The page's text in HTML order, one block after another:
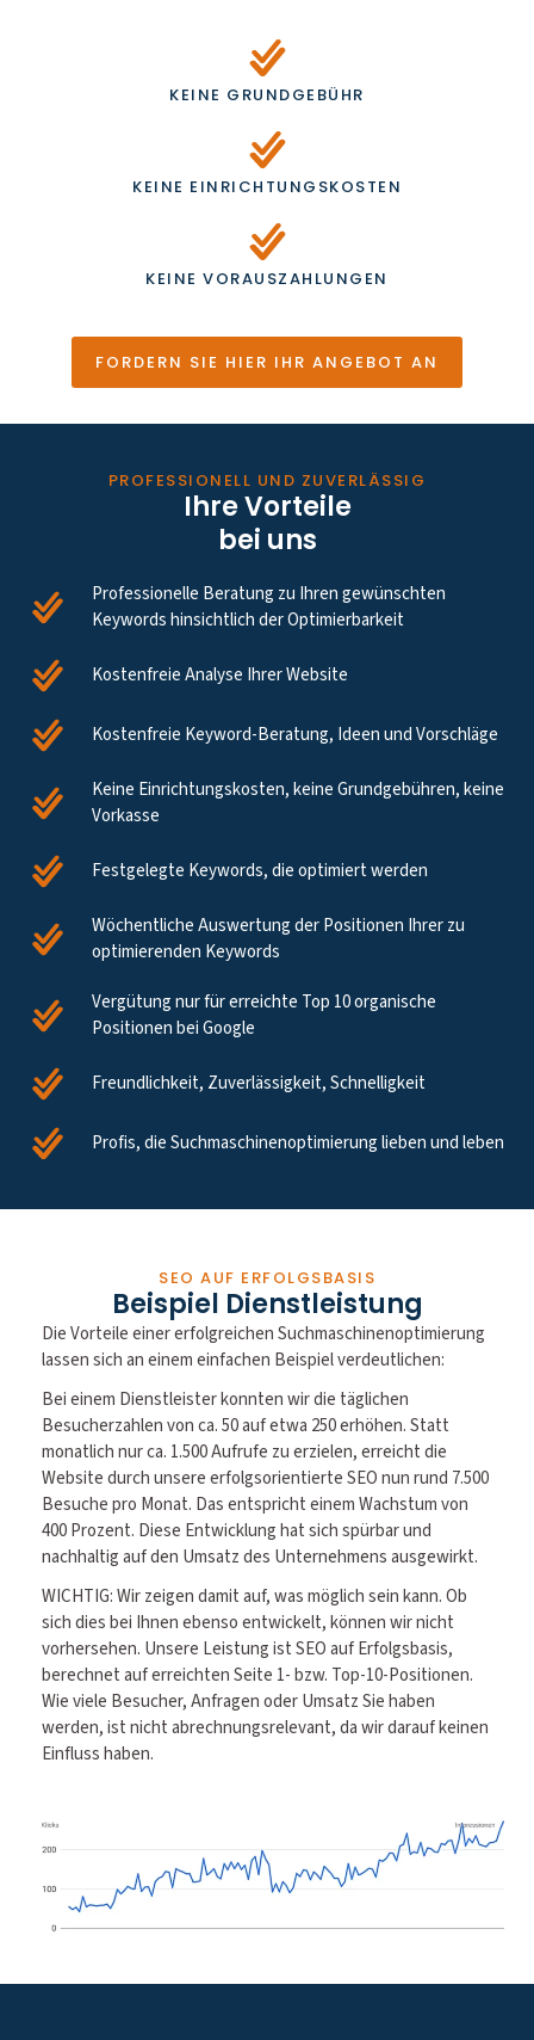
KEINE GRUNDGEBÜHR
KEINE EINRICHTUNGSKOSTEN
KEINE VORAUSZAHLUNGEN
FORDERN SIE HIER IHR ANGEBOT AN
PROFESSIONELL UND ZUVERLÄSSIG
Ihre Vorteile
bei uns
Professionelle Beratung zu Ihren gewünschten
Keywords hinsichtlich der Optimierbarkeit
Kostenfreie Analyse Ihrer Website
Kostenfreie Keyword-Beratung, Ideen und Vorschläge
Keine Einrichtungskosten, keine Grundgebühren, keine
Vorkasse
Festgelegte Keywords, die optimiert werden
Wöchentliche Auswertung der Positionen Ihrer zu
optimierenden Keywords
Vergütung nur für erreichte Top 10 organische
Positionen bei Google
Freundlichkeit, Zuverlässigkeit, Schnelligkeit
Profis, die Suchmaschinenoptimierung lieben und leben
SEO AUF ERFOLGSBASIS
Beispiel Dienstleistung
Die Vorteile einer erfolgreichen Suchmaschinenoptimierung
lassen sich an einem einfachen Beispiel verdeutlichen:
Bei einem Dienstleister konnten wir die täglichen
Besucherzahlen von ca. 50 auf etwa 250 erhöhen. Statt
monatlich nur ca. 1.500 Aufrufe zu erzielen, erreicht die
Website durch unsere erfolgsorientierte SEO nun rund 7.500
Besuche pro Monat. Das entspricht einem Wachstum von
400 Prozent. Diese Entwicklung hat sich spürbar und
nachhaltig auf den Umsatz des Unternehmens ausgewirkt.
WICHTIG: Wir zeigen damit auf, was möglich sein kann. Ob
sich dies bei Ihnen ebenso entwickelt, können wir nicht
vorhersehen. Unsere Leistung ist SEO auf Erfolgsbasis,
berechnet auf erreichten Seite 1- bzw. Top-10-Positionen.
Wie viele Besucher, Anfragen oder Umsatz Sie haben
werden, ist nicht abrechnungsrelevant, da wir darauf keinen
Einfluss haben.